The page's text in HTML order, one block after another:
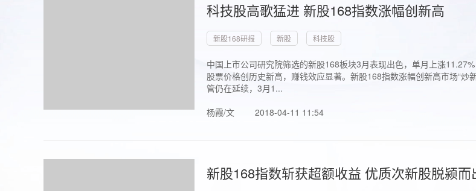
科技股高歌猛进 新股168指数涨幅创新高
新股168研报 新股 科技股
中国上市公司研究院筛选的新股168板块3月表现出色，单月上涨
股票价格创历史新高，赚钱效应显著。新股168指数涨幅创新高市场“
管仍在延续，3月1...
杨霞/文
2018-04-11 11:54
新股168指数斩获超额收益 优质次新股脱颍而